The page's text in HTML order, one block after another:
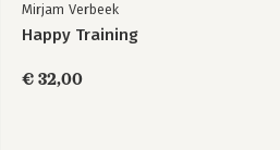
Mirjam Verbeek
Happy Training
€ 32,00